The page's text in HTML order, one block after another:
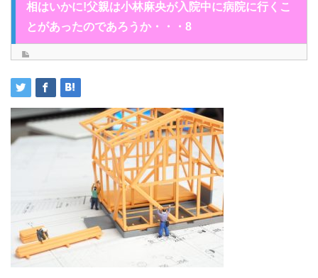
相はいかに!父親は小林麻央が入院中に病院に行くこ
とがあったのであろうか・・・8